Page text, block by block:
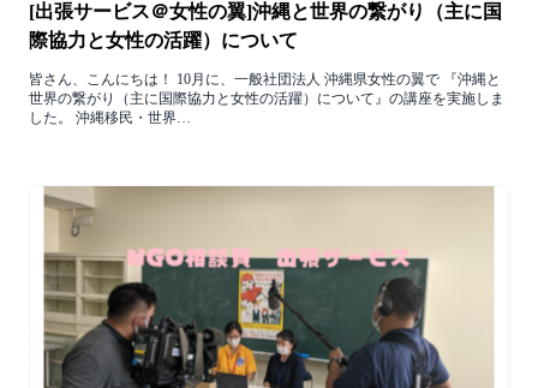
[出張サービス＠女性の翼]沖縄と世界の繋がり（主に国
際協力と女性の活躍）について
皆さん、こんにちは！ 10月に、一般社団法人 沖縄県女性の翼で 『沖縄と
世界の繋がり（主に国際協力と女性の活躍）について』の講座を実施しま
した。 沖縄移民・世界…